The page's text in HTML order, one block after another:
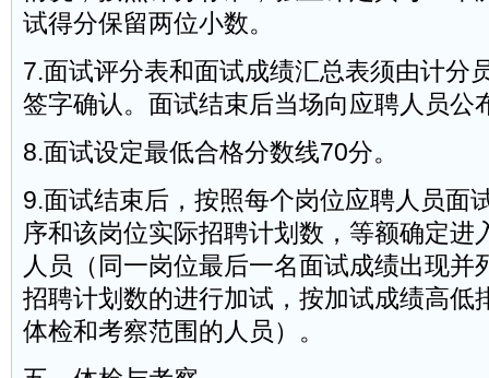
试得分保留两位小数。
7.面试评分表和面试成绩汇总表须由计分
签字确认。面试结束后当场向应聘人员公
8.面试设定最低合格分数线70分。
9.面试结束后，按照每个岗位应聘人员面
序和该岗位实际招聘计划数，等额确定进
人员（同一岗位最后一名面试成绩出现并
招聘计划数的进行加试，按加试成绩高低
体检和考察范围的人员）。